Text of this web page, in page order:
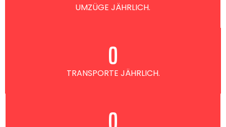
UMZÜGE JÄHRLICH.
TRANSPORTE JÄHRLICH.
0